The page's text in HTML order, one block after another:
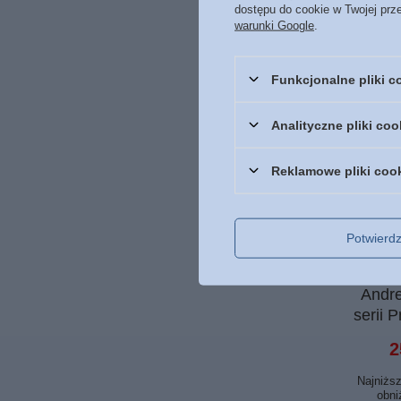
serii
dostępu do cookie w Twojej
warunki Google
Funkcjonalne pliki
Analityczne pliki
Reklamowe pliki